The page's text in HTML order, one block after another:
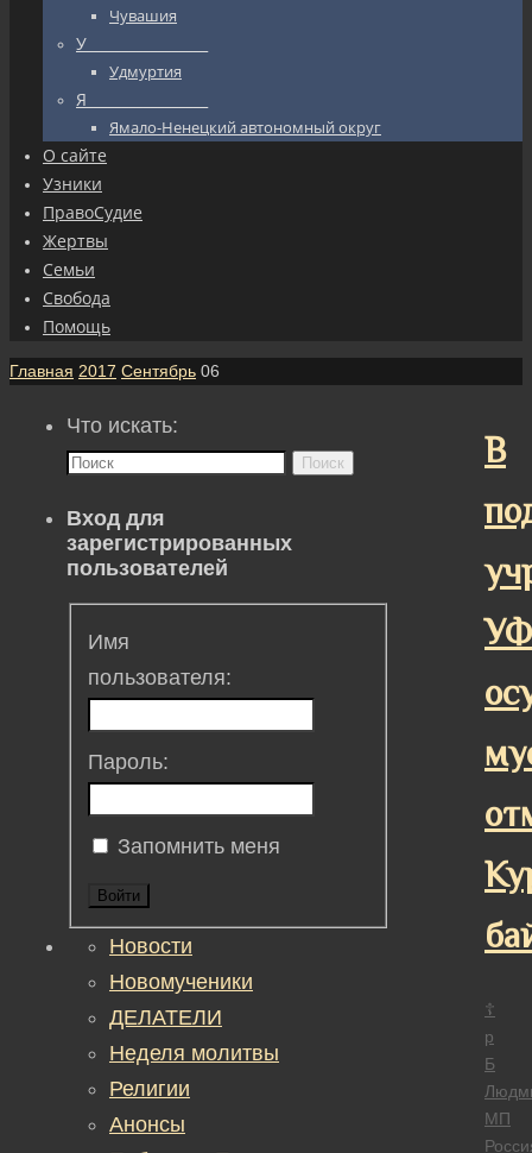
Чувашия
У_________________
Удмуртия
Я_________________
Ямало-Ненецкий автономный округ
О сайте
Узники
ПравоСудие
Жертвы
Семьи
Свобода
Помощь
Главная 2017 Сентябрь 06
В
☦
р
Б
МП
Что искать:
Поиск
Вход для
зарегистрированных
пользователей
Имя
пользователя:
Пароль:
Запомнить меня
Войти
Новости
Новомученики
ДЕЛАТЕЛИ
Неделя молитвы
Религии
Анонсы